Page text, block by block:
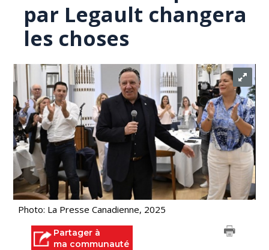
par Legault changera
les choses
Photo: La Presse Canadienne, 2025
Partager à
ma communauté